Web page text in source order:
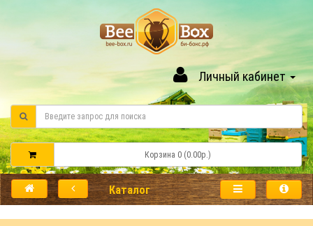
Личный кабинет
Корзина 0 (0.00р.)
Каталог